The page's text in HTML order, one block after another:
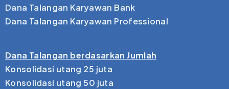
Dana Talangan Karyawan Bank
Dana Talangan Karyawan Professional
Dana Talangan berdasarkan Jumlah
Konsolidasi utang 25 juta
Konsolidasi utang 50 juta